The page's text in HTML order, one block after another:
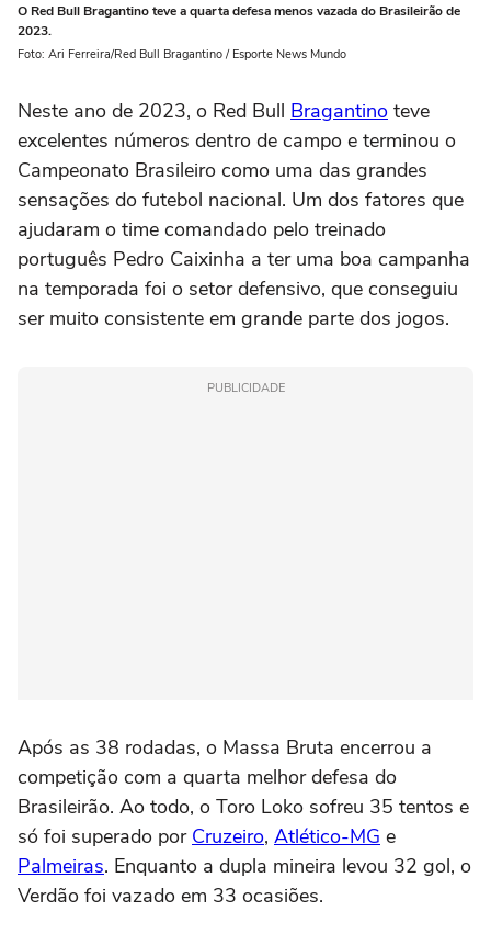
O Red Bull Bragantino teve a quarta defesa menos vazada do Brasileirão de
2023.
Foto: Ari Ferreira/Red Bull Bragantino / Esporte News Mundo
Neste ano de 2023, o Red Bull Bragantino teve
excelentes números dentro de campo e terminou o
Campeonato Brasileiro como uma das grandes
sensações do futebol nacional. Um dos fatores que
ajudaram o time comandado pelo treinado
português Pedro Caixinha a ter uma boa campanha
na temporada foi o setor defensivo, que conseguiu
ser muito consistente em grande parte dos jogos.
PUBLICIDADE
Após as 38 rodadas, o Massa Bruta encerrou a
competição com a quarta melhor defesa do
Brasileirão. Ao todo, o Toro Loko sofreu 35 tentos e
só foi superado por Cruzeiro, Atlético-MG e
Palmeiras. Enquanto a dupla mineira levou 32 gol, o
Verdão foi vazado em 33 ocasiões.